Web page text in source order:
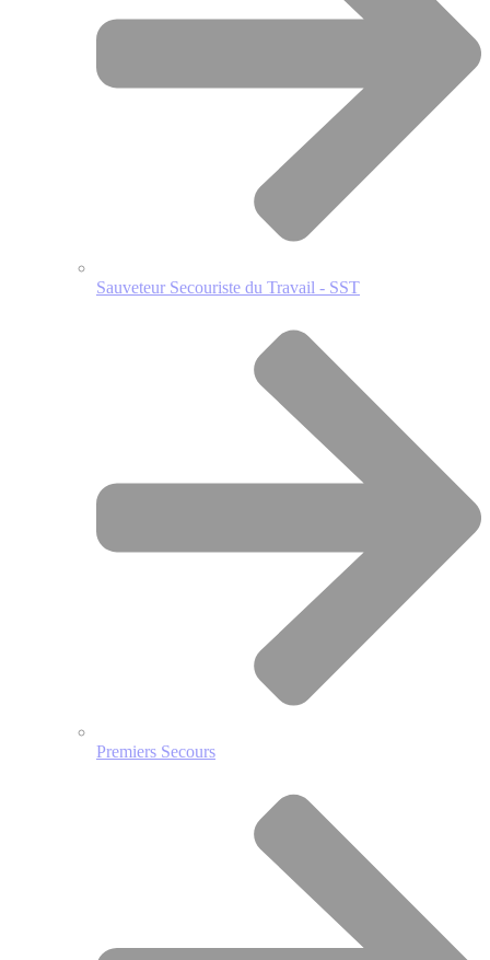
Sauveteur Secouriste du Travail - SST
Premiers Secours